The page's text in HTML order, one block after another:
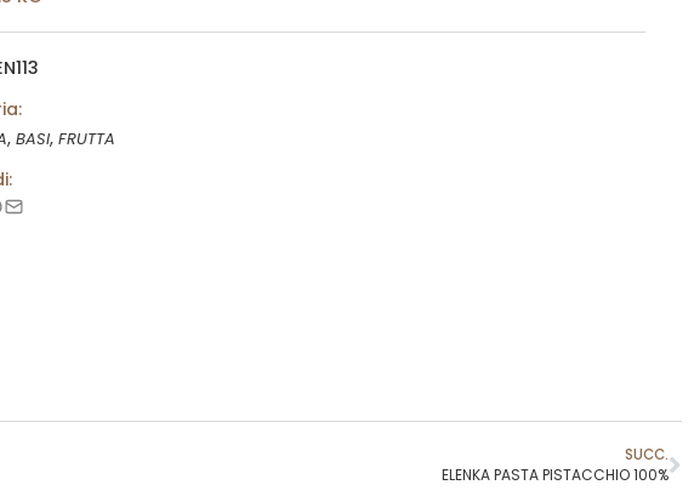
, BASI, FRUTTA
SUCC.
ELENKA PASTA PISTACCHIO 100%